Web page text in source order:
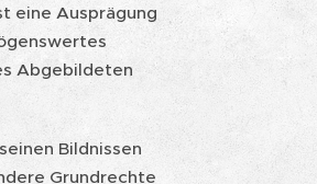
eine Ausprägung
Abgebildeten
Bildnissen
Grundrechte